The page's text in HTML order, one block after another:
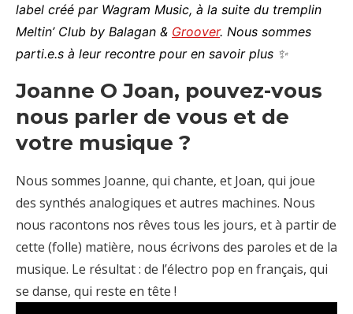
label créé par Wagram Music, à la suite du tremplin
Meltin’ Club by Balagan & Groover. Nous sommes
parti.e.s à leur recontre pour en savoir plus ✨
Joanne O Joan, pouvez-vous
nous parler de vous et de
votre musique ?
Nous sommes Joanne, qui chante, et Joan, qui joue
des synthés analogiques et autres machines. Nous
nous racontons nos rêves tous les jours, et à partir de
cette (folle) matière, nous écrivons des paroles et de la
musique. Le résultat : de l’électro pop en français, qui
se danse, qui reste en tête !